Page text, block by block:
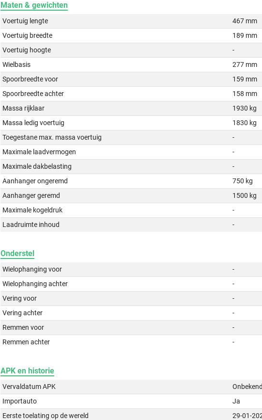
Maten & gewichten
Voertuig lengte
467 mm
Voertuig breedte
189 mm
Voertuig hoogte
-
Wielbasis
277 mm
Spoorbreedte voor
159 mm
Spoorbreedte achter
158 mm
Massa rijklaar
1930 kg
Massa ledig voertuig
1830 kg
Toegestane max. massa voertuig
-
Maximale laadvermogen
-
Maximale dakbelasting
-
Aanhanger ongeremd
750 kg
Aanhanger geremd
1500 kg
Maximale kogeldruk
-
Laadruimte inhoud
-
Onderstel
Wielophanging voor
-
Wielophanging achter
-
Vering voor
-
Vering achter
-
Remmen voor
-
Remmen achter
-
APK en historie
Vervaldatum APK
Onbekend
Importauto
Ja
Eerste toelating op de wereld
29-01-